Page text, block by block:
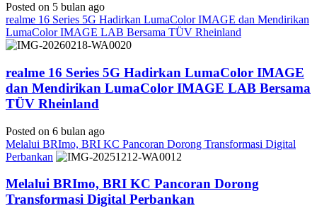
Posted on 5 bulan ago
realme 16 Series 5G Hadirkan LumaColor IMAGE dan Mendirikan
LumaColor IMAGE LAB Bersama TÜV Rheinland
realme 16 Series 5G Hadirkan LumaColor IMAGE
dan Mendirikan LumaColor IMAGE LAB Bersama
TÜV Rheinland
Posted on 6 bulan ago
Melalui BRImo, BRI KC Pancoran Dorong Transformasi Digital
Perbankan
Melalui BRImo, BRI KC Pancoran Dorong
Transformasi Digital Perbankan